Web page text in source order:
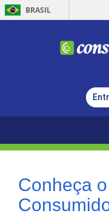
BRASIL
Conheça o